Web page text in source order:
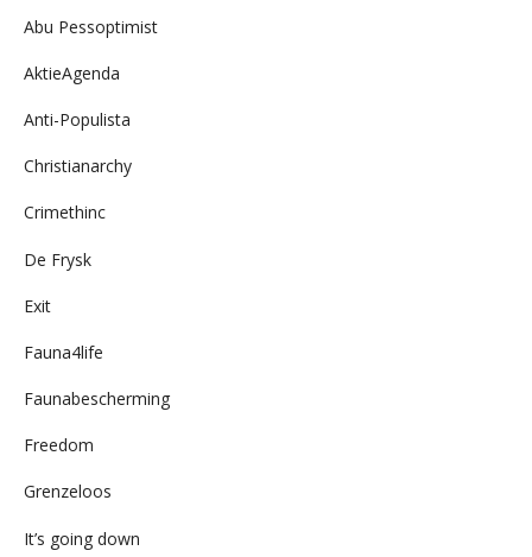
Abu Pessoptimist
AktieAgenda
Anti-Populista
Christianarchy
Crimethinc
De Frysk
Exit
Fauna4life
Faunabescherming
Freedom
Grenzeloos
It’s going down